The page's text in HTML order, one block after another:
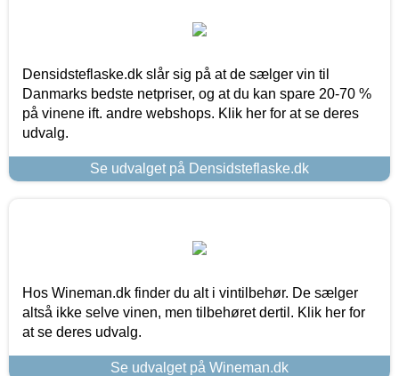
Densidsteflaske.dk slår sig på at de sælger vin til
Danmarks bedste netpriser, og at du kan spare 20-70 %
på vinene ift. andre webshops. Klik her for at se deres
udvalg.
Se udvalget på Densidsteflaske.dk
Hos Wineman.dk finder du alt i vintilbehør. De sælger
altså ikke selve vinen, men tilbehøret dertil. Klik her for
at se deres udvalg.
Se udvalget på Wineman.dk